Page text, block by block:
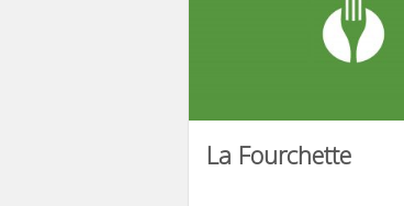
La Fourchette